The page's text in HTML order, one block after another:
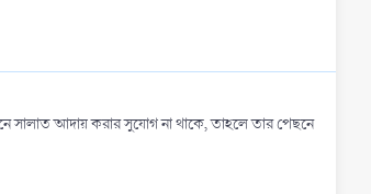
সালাত আদায় করার সুযোগ না থাকে, তাহলে তার পেছনে